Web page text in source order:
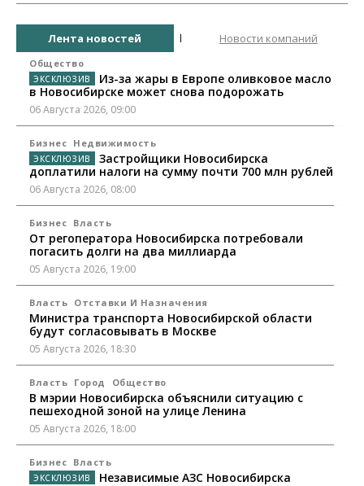
Лента новостей Новости компаний
Общество
Из-за жары в Европе оливковое масло
в Новосибирске может снова подорожать
06 Августа 2026, 09:00
Бизнес Недвижимость
Застройщики Новосибирска
доплатили налоги на сумму почти 700 млн рублей
06 Августа 2026, 08:00
Бизнес Власть
От регоператора Новосибирска потребовали
погасить долги на два миллиарда
05 Августа 2026, 19:00
Власть Отставки И Назначения
Министра транспорта Новосибирской области
будут согласовывать в Москве
05 Августа 2026, 18:30
Власть Город Общество
В мэрии Новосибирска объяснили ситуацию с
пешеходной зоной на улице Ленина
05 Августа 2026, 18:00
Бизнес Власть
Независимые АЗС Новосибирска